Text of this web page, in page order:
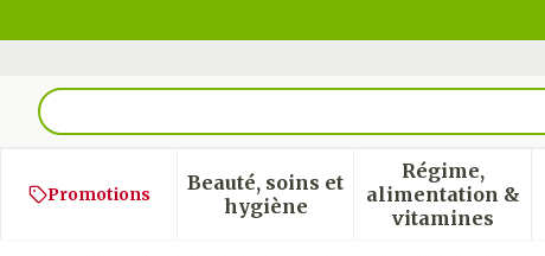
Rechercher
Promotions
Beauté, soins et
hygièneAfficher le sous-menu
Régime,
alimentation &
vitamines
Afficher